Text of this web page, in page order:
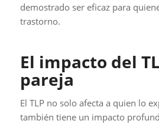
demostrado ser eficaz para
trastorno.
El impacto del
pareja
El TLP no solo afecta a quien lo
también tiene un impacto